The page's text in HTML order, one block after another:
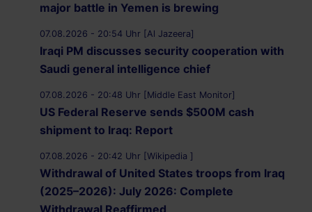
major battle in Yemen is brewing
07.08.2026 - 20:54 Uhr [Al Jazeera]
Iraqi PM discusses security cooperation with
Saudi general intelligence chief
07.08.2026 - 20:48 Uhr [Middle East Monitor]
US Federal Reserve sends $500M cash
shipment to Iraq: Report
07.08.2026 - 20:42 Uhr [Wikipedia ]
Withdrawal of United States troops from Iraq
(2025–2026): July 2026: Complete